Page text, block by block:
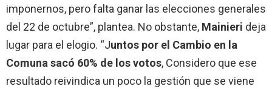
imponernos, pero falta ganar las elecciones generales
del 22 de octubre”, plantea. No obstante, Mainieri deja
lugar para el elogio. “Juntos por el Cambio en la
Comuna sacó 60% de los votos, Considero que ese
resultado reivindica un poco la gestión que se viene